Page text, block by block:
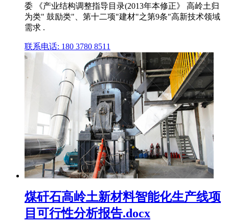
委 《产业结构调整指导目录(2013年本修正》 高岭土归
为类" 鼓励类"、第十二项"建材"之第9条"高新技术领域
需求 .
联系电话: 180 3780 8511
煤矸石高岭土新材料智能化生产线项
目可行性分析报告.docx